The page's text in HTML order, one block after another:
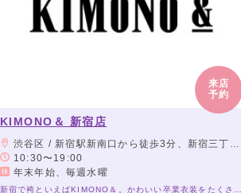
来店
予約
KIMONO＆ 新宿店
渋谷区 / 新宿駅新南口から徒歩3分、新宿三丁目駅E8出口より徒歩0分
10:30〜19:00
年末年始、毎週水曜